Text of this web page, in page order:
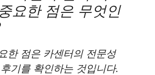
요한 점은 무엇인
한 점은 카센터의 전문성
기를 확인하는 것입니다.